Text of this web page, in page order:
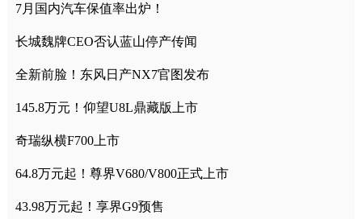
7月国内汽车保值率出炉！
长城魏牌CEO否认蓝山停产传闻
全新前脸！东风日产NX7官图发布
145.8万元！仰望U8L鼎藏版上市
奇瑞纵横F700上市
64.8万元起！尊界V680/V800正式上市
43.98万元起！享界G9预售